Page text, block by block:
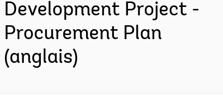
Development Project -
Procurement Plan
(anglais)